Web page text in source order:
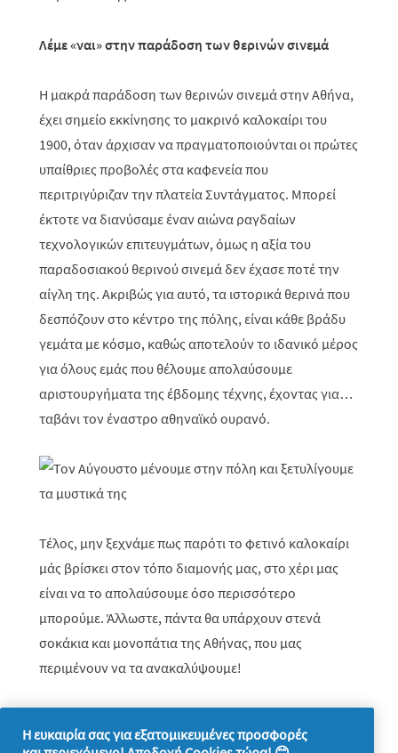
Λέμε «ναι» στην παράδοση των θερινών σινεμά
Η μακρά παράδοση των θερινών σινεμά στην Αθήνα,
έχει σημείο εκκίνησης το μακρινό καλοκαίρι του
1900, όταν άρχισαν να πραγματοποιούνται οι πρώτες
υπαίθριες προβολές στα καφενεία που
περιτριγύριζαν την πλατεία Συντάγματος. Μπορεί
έκτοτε να διανύσαμε έναν αιώνα ραγδαίων
τεχνολογικών επιτευγμάτων, όμως η αξία του
παραδοσιακού θερινού σινεμά δεν έχασε ποτέ την
αίγλη της. Ακριβώς για αυτό, τα ιστορικά θερινά που
δεσπόζουν στο κέντρο της πόλης, είναι κάθε βράδυ
γεμάτα με κόσμο, καθώς αποτελούν το ιδανικό μέρος
για όλους εμάς που θέλουμε απολαύσουμε
αριστουργήματα της έβδομης τέχνης, έχοντας για…
ταβάνι τον έναστρο αθηναϊκό ουρανό.
Τέλος, μην ξεχνάμε πως παρότι το φετινό καλοκαίρι
μάς βρίσκει στον τόπο διαμονής μας, στο χέρι μας
είναι να το απολαύσουμε όσο περισσότερο
μπορούμε. Άλλωστε, πάντα θα υπάρχουν στενά
σοκάκια και μονοπάτια της Αθήνας, που μας
περιμένουν να τα ανακαλύψουμε!
Η ευκαιρία σας για εξατομικευμένες προσφορές